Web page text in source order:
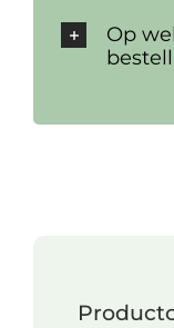
Op